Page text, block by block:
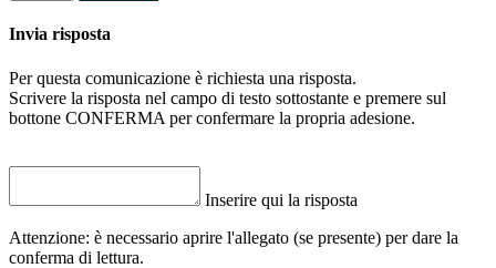
Invia risposta
Per questa comunicazione è richiesta una risposta.
Scrivere la risposta nel campo di testo sottostante e premere sul
bottone CONFERMA per confermare la propria adesione.
Inserire qui la risposta
Attenzione: è necessario aprire l'allegato (se presente) per dare la
conferma di lettura.